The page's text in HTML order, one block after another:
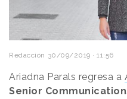
Redacción 30/09/2019 · 11:56
Ariadna Parals regresa a
Senior